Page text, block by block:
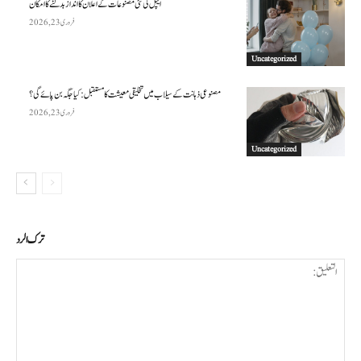
Uncategorized
ایپل کی نئی مصنوعات کے اعلان کا انداز بدلنے کا امکان
فروری 23, 2026
Uncategorized
مصنوعی ذہانت کے سیلاب میں تخلیقی معیشت کا مستقبل: کیا جگہ بن پائے گی؟
فروری 23, 2026
ترك الرد